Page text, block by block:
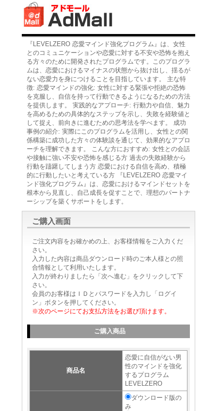
『LEVELZERO 恋愛マインド強化プログラム』は、女性
とのコミュニケーションや恋愛に対する不安や恐怖を抱え
る方々のために開発されたプログラムです。このプログラ
ムは、恋愛におけるマイナスの状態から抜け出し、揺るが
ない恋愛力を身につけることを目指しています。 主な特
徴: 恋愛マインドの強化: 女性に対する緊張や拒絶の恐怖
を克服し、自信を持って行動できるようになるための方法
を提供します。 実践的なアプローチ: 行動力や自信、魅力
を高めるための具体的なステップを示し、失敗を経験値と
して捉え、前向きに進むための思考法を学べます。 成功
事例の紹介: 実際にこのプログラムを活用し、女性との関
係構築に成功した方々の体験談を通じて、効果的なアプロ
ーチを理解できます。 こんな方におすすめ: 女性との会話
や接触に強い不安や恐怖を感じる方 過去の失敗経験から
行動を躊躇してしまう方 恋愛における自信を高め、積極
的に行動したいと考えている方 『LEVELZERO 恋愛マイ
ンド強化プログラム』は、恋愛におけるマインドセットを
根本から見直し、自己成長を促すことで、理想のパートナ
ーシップを築くサポートをします。
ご購入画面
ご注文内容をお確かめの上、お客様情報をご入力くだ
さい。
入力した内容は商品ダウンロード時のご本人様との照
合情報として利用いたします。
入力が終わりましたら「次へ進む」をクリックして下
さい。
会員のお客様はＩＤとパスワードを入力し「ログイ
ン」ボタンを押してください。
※次のページにてお支払方法をお選び頂けます。
ご購入商品
商品名
恋愛に自信がない男
性のマインドを強化
するプログラム
LEVELZERO
ダウンロード版の
み